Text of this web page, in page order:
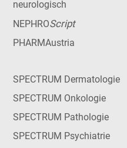
neurologisch
NEPHROScript
PHARMAustria
SPECTRUM Dermatologie
SPECTRUM Onkologie
SPECTRUM Pathologie
SPECTRUM Psychiatrie